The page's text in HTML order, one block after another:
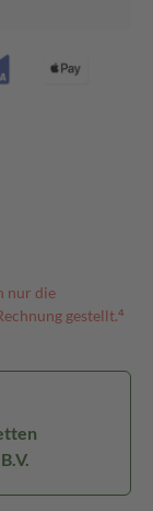
nur die
gestellt.⁴